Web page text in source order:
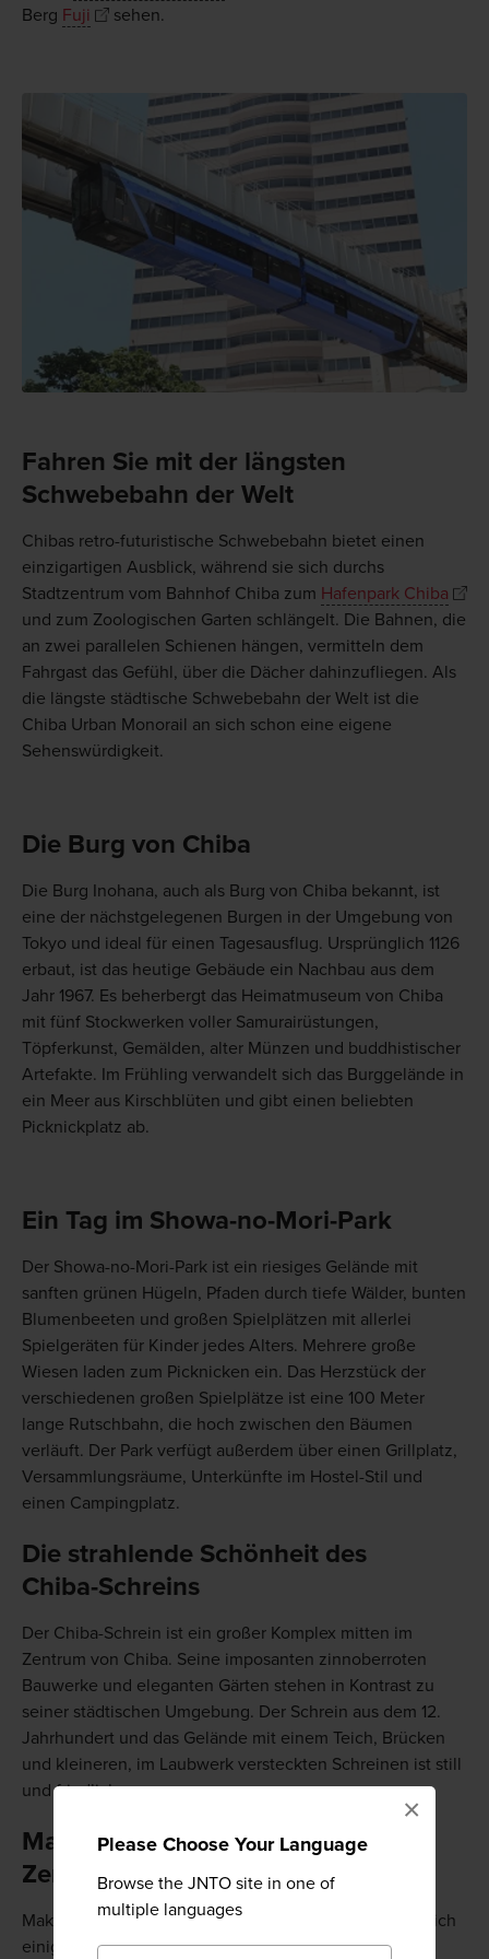
Please Choose Your Language
Browse the JNTO site in one of
multiple languages
×
Berg Fuji sehen.
Fahren Sie mit der längsten
Schwebebahn der Welt
Chibas retro-futuristische Schwebebahn bietet einen
einzigartigen Ausblick, während sie sich durchs
Stadtzentrum vom Bahnhof Chiba zum Hafenpark Chiba
und zum Zoologischen Garten schlängelt. Die Bahnen, die
an zwei parallelen Schienen hängen, vermitteln dem
Fahrgast das Gefühl, über die Dächer dahinzufliegen. Als
die längste städtische Schwebebahn der Welt ist die
Chiba Urban Monorail an sich schon eine eigene
Sehenswürdigkeit.
Die Burg von Chiba
Die Burg Inohana, auch als Burg von Chiba bekannt, ist
eine der nächstgelegenen Burgen in der Umgebung von
Tokyo und ideal für einen Tagesausflug. Ursprünglich 1126
erbaut, ist das heutige Gebäude ein Nachbau aus dem
Jahr 1967. Es beherbergt das Heimatmuseum von Chiba
mit fünf Stockwerken voller Samurairüstungen,
Töpferkunst, Gemälden, alter Münzen und buddhistischer
Artefakte. Im Frühling verwandelt sich das Burggelände in
ein Meer aus Kirschblüten und gibt einen beliebten
Picknickplatz ab.
Ein Tag im Showa-no-Mori-Park
Der Showa-no-Mori-Park ist ein riesiges Gelände mit
sanften grünen Hügeln, Pfaden durch tiefe Wälder, bunten
Blumenbeeten und großen Spielplätzen mit allerlei
Spielgeräten für Kinder jedes Alters. Mehrere große
Wiesen laden zum Picknicken ein. Das Herzstück der
verschiedenen großen Spielplätze ist eine 100 Meter
lange Rutschbahn, die hoch zwischen den Bäumen
verläuft. Der Park verfügt außerdem über einen Grillplatz,
Versammlungsräume, Unterkünfte im Hostel-Stil und
einen Campingplatz.
Die strahlende Schönheit des
Chiba-Schreins
Der Chiba-Schrein ist ein großer Komplex mitten im
Zentrum von Chiba. Seine imposanten zinnoberroten
Bauwerke und eleganten Gärten stehen in Kontrast zu
seiner städtischen Umgebung. Der Schrein aus dem 12.
Jahrhundert und das Gelände mit einem Teich, Brücken
und kleineren, im Laubwerk versteckten Schreinen ist still
und friedlich.
Makuhari, das gesellschaftliche
Zentrum der Stadt
Makuhari ist ein Geschäfts- und Ladenviertel, in dem sich
einige von Chibas bekanntesten Stadien und